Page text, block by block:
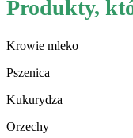
Produkty,
Krowie mleko
Pszenica
Kukurydza
Orzechy